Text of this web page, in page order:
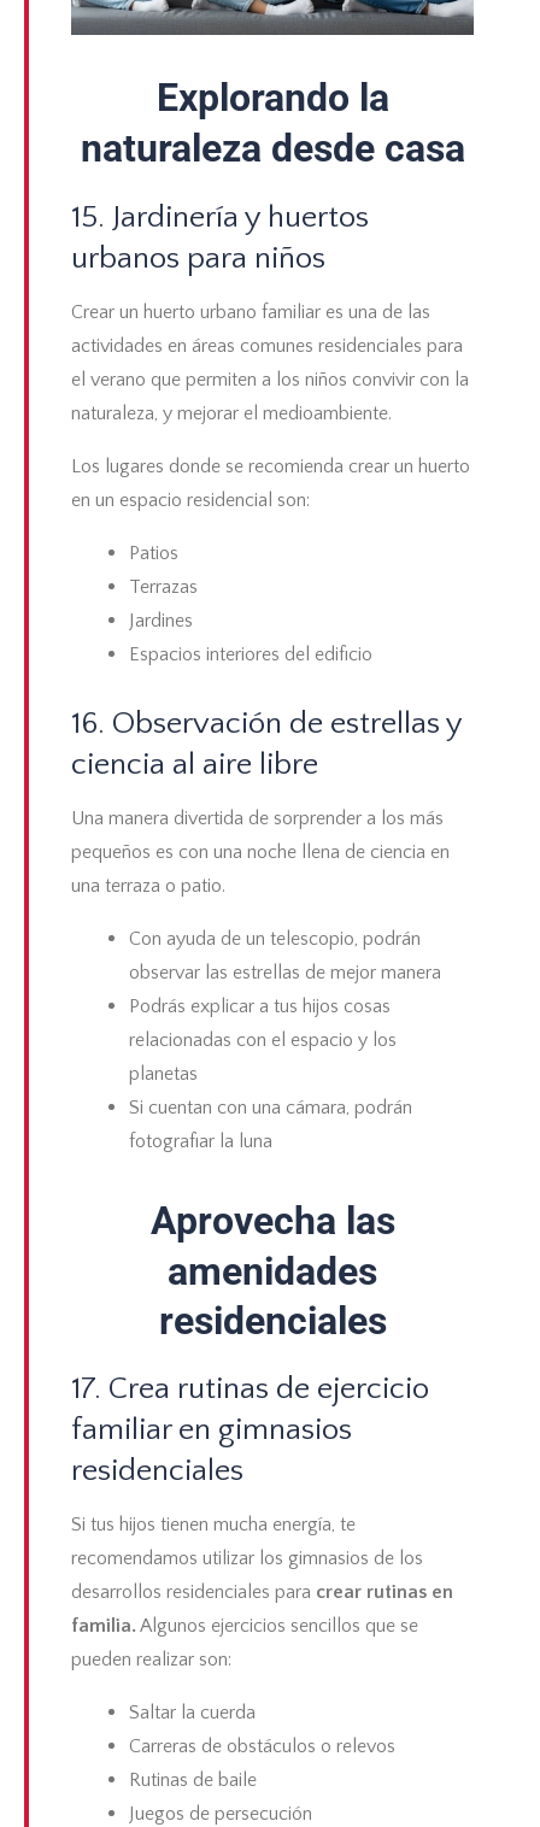
Explorando la
naturaleza desde casa
15. Jardinería y huertos
urbanos para niños
Crear un huerto urbano familiar es una de las
actividades en áreas comunes residenciales para
el verano que permiten a los niños convivir con la
naturaleza, y mejorar el medioambiente.
Los lugares donde se recomienda crear un huerto
en un espacio residencial son:
Patios
Terrazas
Jardines
Espacios interiores del edificio
16. Observación de estrellas y
ciencia al aire libre
Una manera divertida de sorprender a los más
pequeños es con una noche llena de ciencia en
una terraza o patio.
Con ayuda de un telescopio, podrán
observar las estrellas de mejor manera
Podrás explicar a tus hijos cosas
relacionadas con el espacio y los
planetas
Si cuentan con una cámara, podrán
fotografiar la luna
Aprovecha las
amenidades
residenciales
17. Crea rutinas de ejercicio
familiar en gimnasios
residenciales
Si tus hijos tienen mucha energía, te
recomendamos utilizar los gimnasios de los
desarrollos residenciales para crear rutinas en
familia. Algunos ejercicios sencillos que se
pueden realizar son:
Saltar la cuerda
Carreras de obstáculos o relevos
Rutinas de baile
Juegos de persecución